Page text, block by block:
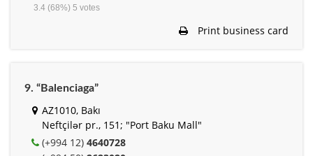
3.4(68%) 5 votes
Print business card
9. “Balenciaga”
AZ1010, Bakı
Neftçilər pr., 151; "Port Baku Mall"
(+994 12) 4640728